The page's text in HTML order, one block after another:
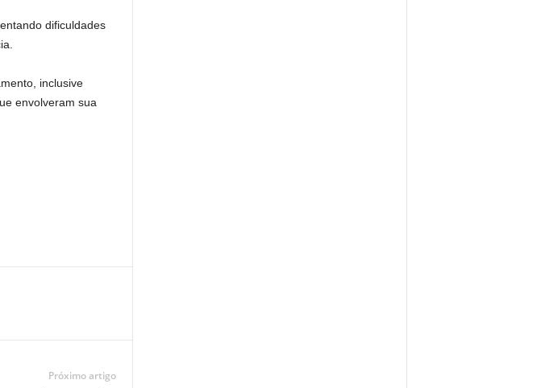
dificuldades
inclusive
envolveram sua
Próximo artigo